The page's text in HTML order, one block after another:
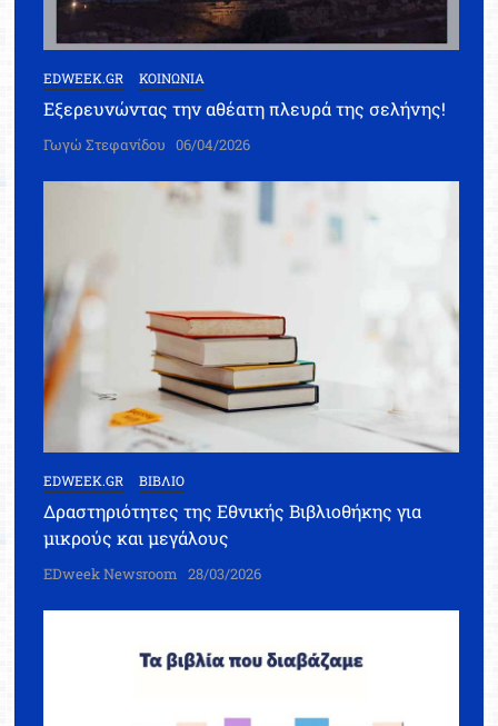
EDWEEK.GR ΚΟΙΝΩΝΙΑ
Εξερευνώντας την αθέατη πλευρά της σελήνης!
Γωγώ Στεφανίδου 06/04/2026
EDWEEK.GR ΒΙΒΛΙΟ
Δραστηριότητες της Εθνικής Βιβλιοθήκης για
μικρούς και μεγάλους
EDweek Newsroom 28/03/2026